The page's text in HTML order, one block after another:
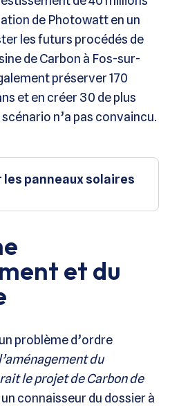
de Photowatt en un
les futurs procédés de
de Carbon à Fos-sur-
préserver 170
et en créer 30 de plus
n’a pas convaincu.
les panneaux solaires
et du
problème d’ordre
du
le projet de Carbon de
connaisseur du dossier à